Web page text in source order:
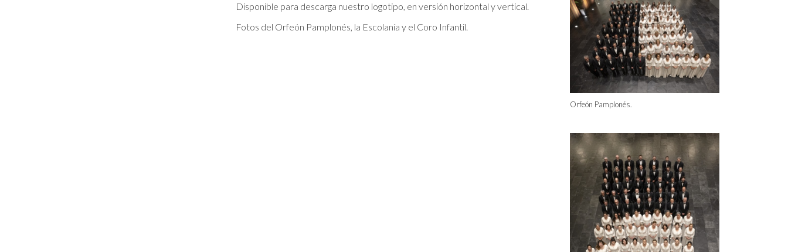
Disponible para descarga nuestro logotipo, en versión horizontal y vertical.
Fotos del Orfeón Pamplonés, la Escolanía y el Coro Infantil.
Orfeón Pamplonés.